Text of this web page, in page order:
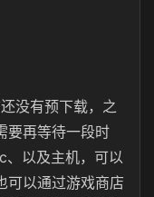
没有预下载，之
要再等待一段时
以及主机，可以
可以通过游戏商店